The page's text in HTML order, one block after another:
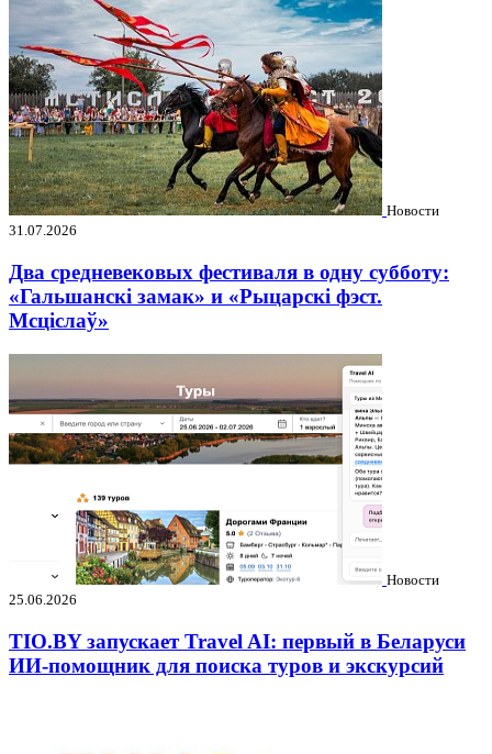
Новости
31.07.2026
Два средневековых фестиваля в одну субботу:
«Гальшанскі замак» и «Рыцарскі фэст.
Мсціслаў»
Новости
25.06.2026
TIO.BY запускает Travel AI: первый в Беларуси
ИИ-помощник для поиска туров и экскурсий